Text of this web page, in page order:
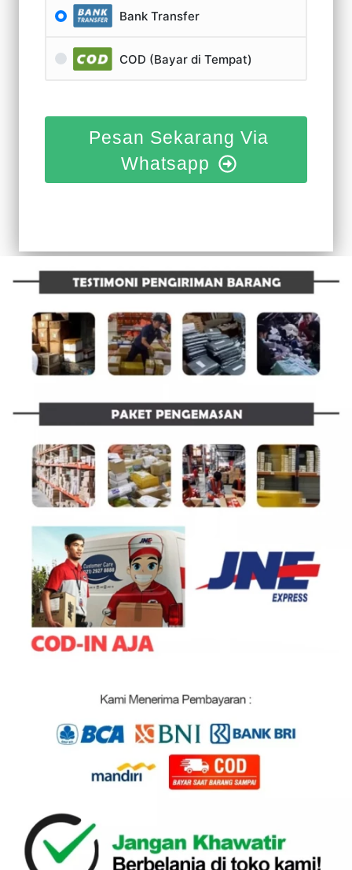
Bank Transfer
COD (Bayar di Tempat)
Pesan Sekarang Via
Whatsapp